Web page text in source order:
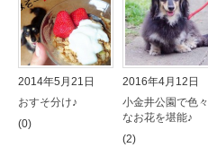
2014年5月21日
おすそ分け♪
(0)
2016年4月12日
小金井公園で色々
なお花を堪能♪
(2)